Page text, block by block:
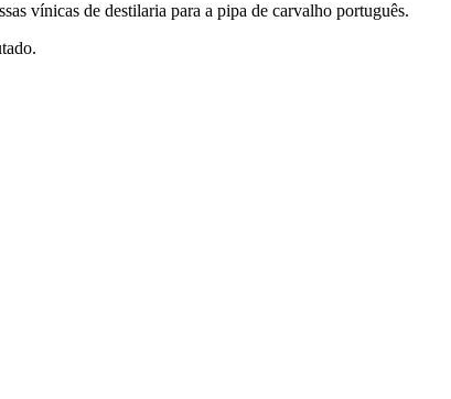
vínicas de destilaria para a pipa de carvalho português.